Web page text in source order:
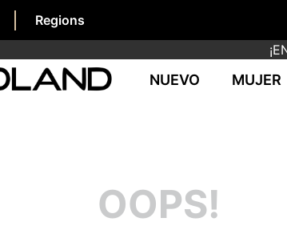
Regions
NUEVO MUJER
OOPS!